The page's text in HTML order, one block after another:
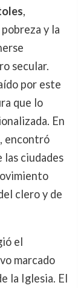
,
y la
secular.
por este
que lo
En
encontró
las ciudades
clero y de
el
marcado
la Iglesia. El